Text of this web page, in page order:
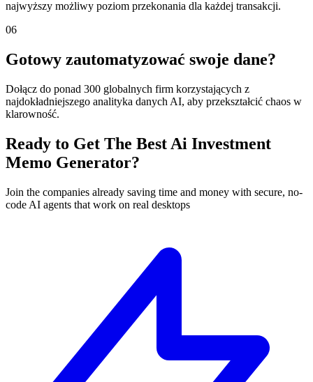
najwyższy możliwy poziom przekonania dla każdej transakcji.
06
Gotowy zautomatyzować swoje dane?
Dołącz do ponad 300 globalnych firm korzystających z
najdokładniejszego analityka danych AI, aby przekształcić chaos w
klarowność.
Ready to Get The Best Ai Investment
Memo Generator?
Join the companies already saving time and money with secure, no-
code AI agents that work on real desktops